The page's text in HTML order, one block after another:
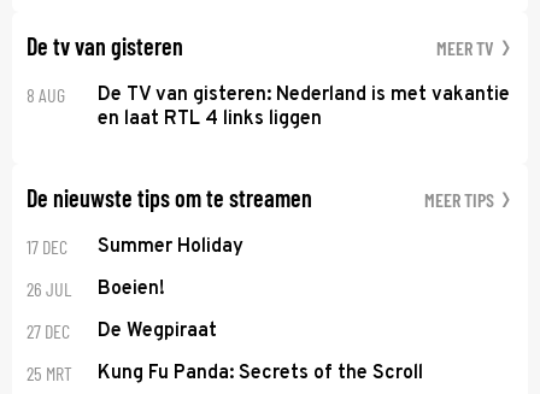
De tv van gisteren MEER TV
8 AUG
De TV van gisteren: Nederland is met vakantie
en laat RTL 4 links liggen
De nieuwste tips om te streamen MEER TIPS
17 DEC Summer Holiday
26 JUL Boeien!
27 DEC De Wegpiraat
25 MRT Kung Fu Panda: Secrets of the Scroll